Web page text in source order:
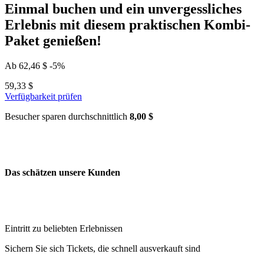
Einmal buchen und ein unvergessliches
Erlebnis mit diesem praktischen Kombi-
Paket genießen!
Ab 62,46 $ -5%
59,33 $
Verfügbarkeit prüfen
Besucher sparen durchschnittlich 8,00 $
Das schätzen unsere Kunden
Eintritt zu beliebten Erlebnissen
Sichern Sie sich Tickets, die schnell ausverkauft sind